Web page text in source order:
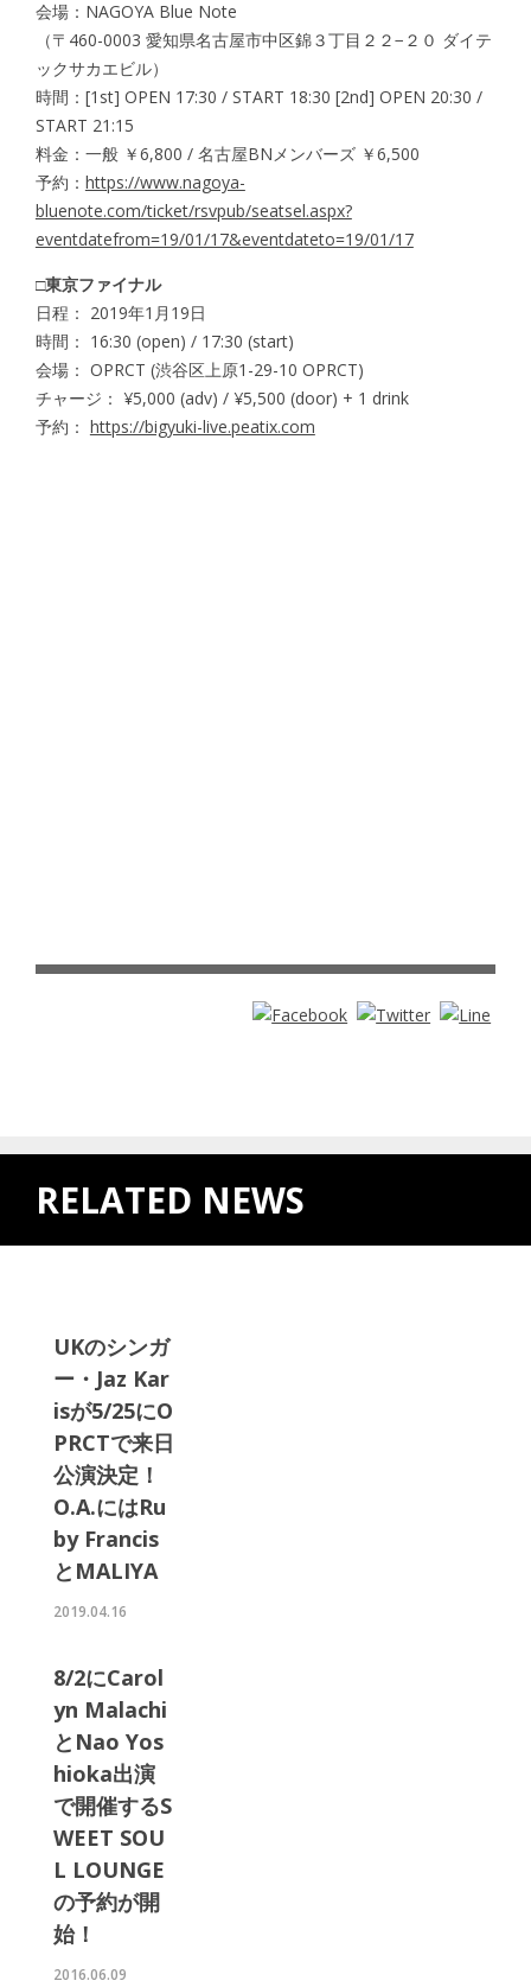
会場：NAGOYA Blue Note
（〒460-0003 愛知県名古屋市中区錦３丁目２２−２０ ダイテ
ックサカエビル）
時間：[1st] OPEN 17:30 / START 18:30 [2nd] OPEN 20:30 /
START 21:15
料金：一般 ￥6,800 / 名古屋BNメンバーズ ￥6,500
予約： https://www.nagoya-
bluenote.com/ticket/rsvpub/seatsel.aspx?
eventdatefrom=19/01/17&eventdateto=19/01/17
□東京ファイナル
日程： 2019年1月19日
時間： 16:30 (open) / 17:30 (start)
会場： OPRCT (渋谷区上原1-29-10 OPRCT)
チャージ： ¥5,000 (adv) / ¥5,500 (door) + 1 drink
予約： https://bigyuki-live.peatix.com
RELATED NEWS
UKのシンガ
ー・Jaz Kar
isが5/25にO
PRCTで来日
公演決定！
O.A.にはRu
by Francis
とMALIYA
2019.04.16
8/2にCarol
yn Malachi
とNao Yos
hioka出演
で開催するS
WEET SOU
L LOUNGE
の予約が開
始！
2016.06.09